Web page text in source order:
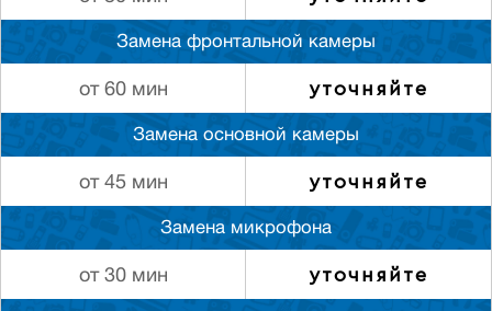
Замена фронтальной камеры
от 60 мин уточняйте
Замена основной камеры
от 45 мин уточняйте
Замена микрофона
от 30 мин уточняйте